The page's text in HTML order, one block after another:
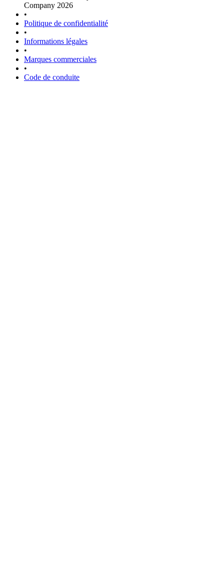
Company 2026
•
Politique de confidentialité
•
Informations légales
•
Marques commerciales
•
Code de conduite